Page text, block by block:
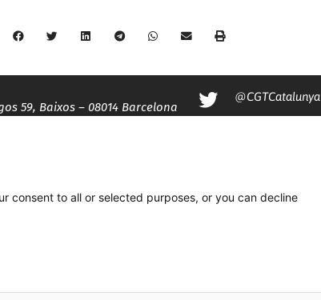
59, Baixos – 08014 Barcelona
481
@CGTCatalunya
consent to all or selected purposes, or you can decline